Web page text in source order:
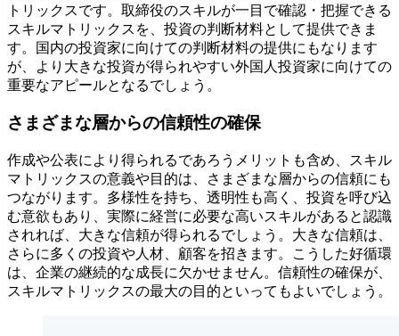
トリックスです。取締役のスキルが一目で確認・把握できる
スキルマトリックスを、投資の判断材料として提供できま
す。国内の投資家に向けての判断材料の提供にもなります
が、より大きな投資が得られやすい外国人投資家に向けての
重要なアピールとなるでしょう。
さまざまな層からの信頼性の確保
作成や公表により得られるであろうメリットも含め、スキル
マトリックスの意義や目的は、さまざまな層からの信頼にも
つながります。多様性を持ち、透明性も高く、投資を呼び込
む意欲もあり、実際に経営に必要な高いスキルがあると認識
されれば、大きな信頼が得られるでしょう。大きな信頼は、
さらに多くの投資や人材、顧客を招きます。こうした好循環
は、企業の継続的な成長に欠かせません。信頼性の確保が、
スキルマトリックスの最大の目的といってもよいでしょう。